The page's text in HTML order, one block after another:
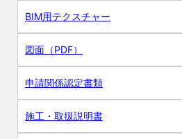
BIM用テクスチャー
図面（PDF）
申請関係認定書類
施工・取扱説明書